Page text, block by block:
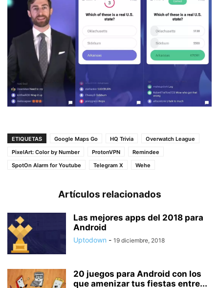
ETIQUETAS Google Maps Go HQ Trivia
Overwatch League
PixelArt: Color by Number
ProtonVPN
Remindee
SpotOn Alarm for Youtube
Telegram X Wehe
Artículos relacionados
Las mejores apps del 2018 para
Android
Uptodown - 19 diciembre, 2018
20 juegos para Android con los
que amenizar tus fiestas entre...